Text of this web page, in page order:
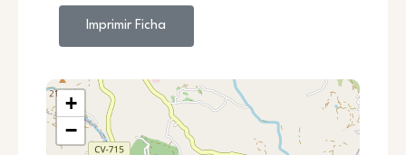
Imprimir Ficha
+
−